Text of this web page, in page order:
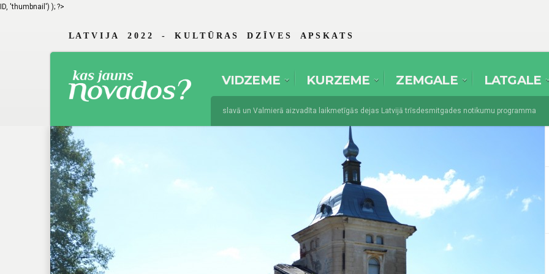
ID, 'thumbnail') ); ?>
L A T V I J A 2 0 2 2 - K U L T Ū R A S D Z Ī V E S A P S K A T S
VIDZEME KURZEME ZEMGALE LATGALE
Braslavā un Valmierā aizvadīta laikmetīgās dejas Latvijā trīsdesmitgades notikumu programma